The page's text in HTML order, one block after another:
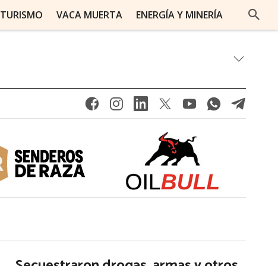
TURISMO VACA MUERTA ENERGÍA Y MINERÍA